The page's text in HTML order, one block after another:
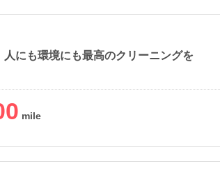
人にも環境にも最高のクリーニングを